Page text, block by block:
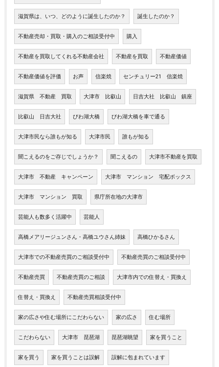
滋賀県は、いつ、どのように誕生したのか？ 誕生したのか？
不動産売却・買取・購入のご相談受付中 購入
不動産を買取してくれる不動産会社 不動産を買取 不動産価値
不動産価値を評価 お声 信楽焼 センチュリー21 信楽焼
滋賀県 不動産 買取 大津市 比叡山 日吉大社 比叡山 鎮座
比叡山 日吉大社 びわ湖大橋 びわ湖大橋を車で通る
大津市民なら誰もが知る 大津市民 誰もが知る
聞こえるのをご存じでしょうか？ 聞こえるの 大津市不動産を買取
大津市 不動産 キャンペーン 大津市 マンション 宅配ボックス
大津市 マンション 買取 県庁所在地の大津市
芸能人も数多く活躍中 芸能人
高橋メアリージュンさん・高橋ユウさん姉妹 高橋ひかるさん
大津市での不動産売買のご相談受付中 不動産売買のご相談受付中
不動産売買 不動産売買のご相談 大津市内での住替え・買換え
住替え・買換え 不動産売買相談受付中
家の広さや住む場所にこだわらない 家の広さ 住む場所
こだわらない 大津市 琵琶湖 琵琶湖眺望 家を買うこと
家を買う 家を買うことは誤解 誤解に包まれています